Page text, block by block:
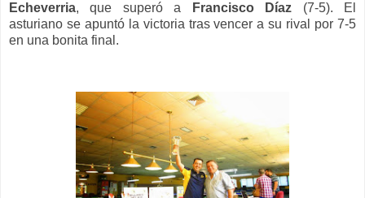
Echeverria, que superó a Francisco Díaz (7-5). El
asturiano se apuntó la victoria tras vencer a su rival por 7-5
en una bonita final.